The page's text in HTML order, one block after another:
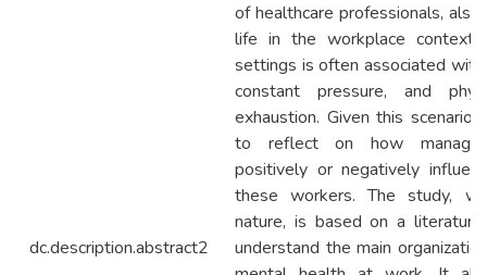
dc.description.abstract2
of healthcare professionals,
life in the workplace context.
settings is often associated
constant pressure, and
exhaustion. Given this
to reflect on how
positively or negatively
these workers. The study,
nature, is based on a
understand the main